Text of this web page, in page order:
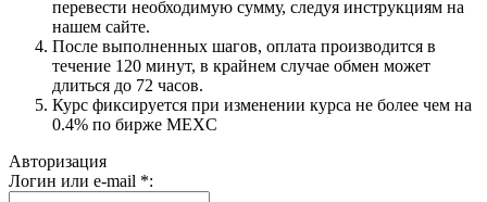
перевести необходимую сумму, следуя инструкциям на
нашем сайте.
После выполненных шагов, оплата производится в
течение 120 минут, в крайнем случае обмен может
длиться до 72 часов.
Курс фиксируется при изменении курса не более чем на
0.4% по бирже MEXC
Авторизация
Логин или e-mail *: